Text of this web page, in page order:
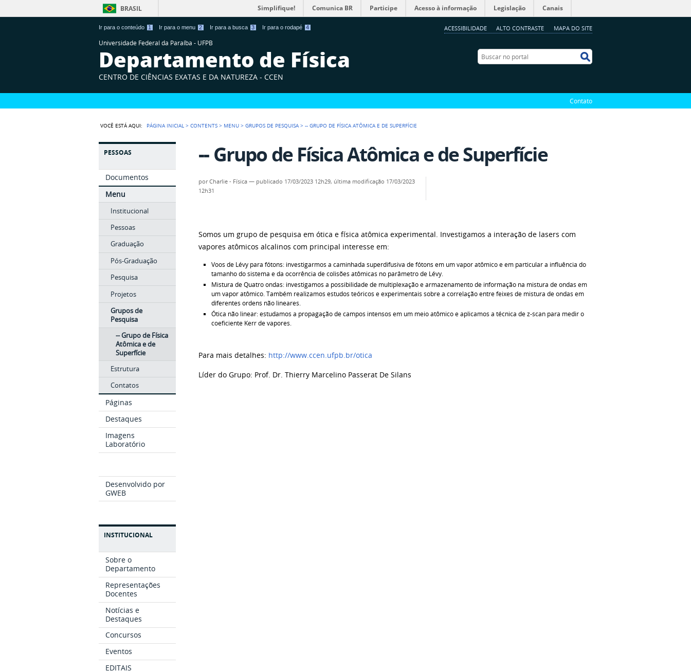
Ir para o conteúdo 1 Ir para o menu 2 Ir para a busca 3 Ir para o rodapé 4 ACESSIBILIDADE ALTO CONTRASTE MAPA DO SITE
BRASIL Simplifique! Comunica BR Participe Acesso à informação Legislação Canais
Universidade Federal da Paraíba - UFPB
Departamento de Física
CENTRO DE CIÊNCIAS EXATAS E DA NATUREZA - CCEN
Buscar no portal
Contato
VOCÊ ESTÁ AQUI: PÁGINA INICIAL >CONTENTS > MENU >GRUPOS DE PESQUISA >-- GRUPO DE FÍSICA ATÔMICA E DE SUPERFÍCIE
PESSOAS
Documentos
Menu
Institucional
Pessoas
Graduação
Pós-Graduação
Pesquisa
Projetos
Grupos de
Pesquisa
-- Grupo de Física
Atômica e de
Superfície
Estrutura
Contatos
Páginas
Destaques
Imagens
Laboratório
Desenvolvido por
GWEB
INSTITUCIONAL
Sobre o
Departamento
Representações
Docentes
Notícias e
Destaques
Concursos
Eventos
EDITAIS
-- Grupo de Física Atômica e de Superfície
porCharlie - Física — publicado 17/03/2023 12h29, última modificação 17/03/2023
12h31
Somos um grupo de pesquisa em ótica e física atômica experimental. Investigamos a interação de lasers com
vapores atômicos alcalinos com principal interesse em:
Voos de Lévy para fótons: investigarmos a caminhada superdifusiva de fótons em um vapor atômico e em particular a influência do
tamanho do sistema e da ocorrência de colisões atômicas no parâmetro de Lévy.
Mistura de Quatro ondas: investigamos a possibilidade de multiplexação e armazenamento de informação na mistura de ondas em
um vapor atômico. Também realizamos estudos teóricos e experimentais sobre a correlação entre feixes de mistura de ondas em
diferentes ordens não lineares.
Ótica não linear: estudamos a propagação de campos intensos em um meio atômico e aplicamos a técnica de z-scan para medir o
coeficiente Kerr de vapores.
Para mais detalhes: http://www.ccen.ufpb.br/otica
Líder do Grupo: Prof. Dr. Thierry Marcelino Passerat De Silans